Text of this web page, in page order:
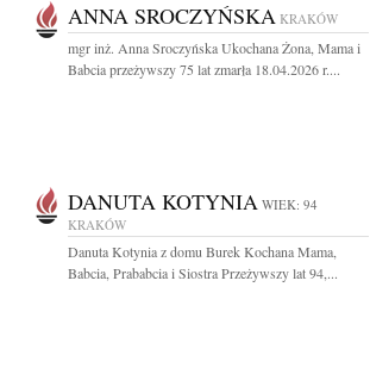
ANNA SROCZYŃSKA KRAKÓW
mgr inż. Anna Sroczyńska Ukochana Żona, Mama i
Babcia przeżywszy 75 lat zmarła 18.04.2026 r....
DANUTA KOTYNIA WIEK: 94
KRAKÓW
Danuta Kotynia z domu Burek Kochana Mama,
Babcia, Prababcia i Siostra Przeżywszy lat 94,...